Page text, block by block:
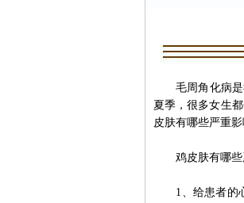
毛周角化病是我
夏季，很多女生
皮肤有哪些严重
鸡皮肤有哪些
1、给患者的心